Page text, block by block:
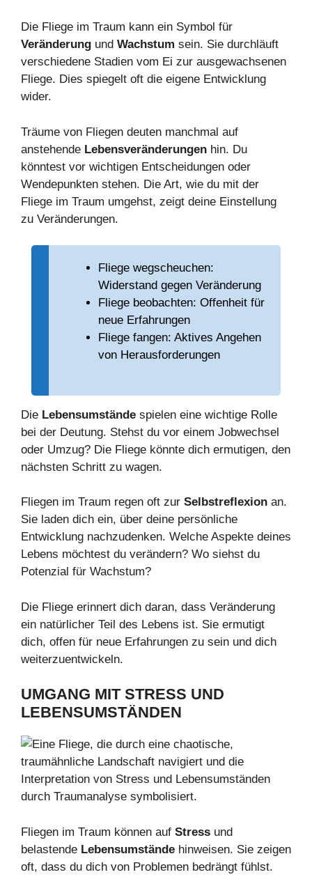
Die Fliege im Traum kann ein Symbol für
Veränderung und Wachstum sein. Sie durchläuft
verschiedene Stadien vom Ei zur ausgewachsenen
Fliege. Dies spiegelt oft die eigene Entwicklung
wider.
Träume von Fliegen deuten manchmal auf
anstehende Lebensveränderungen hin. Du
könntest vor wichtigen Entscheidungen oder
Wendepunkten stehen. Die Art, wie du mit der
Fliege im Traum umgehst, zeigt deine Einstellung
zu Veränderungen.
Fliege wegscheuchen:
Widerstand gegen Veränderung
Fliege beobachten: Offenheit für
neue Erfahrungen
Fliege fangen: Aktives Angehen
von Herausforderungen
Die Lebensumstände spielen eine wichtige Rolle
bei der Deutung. Stehst du vor einem Jobwechsel
oder Umzug? Die Fliege könnte dich ermutigen, den
nächsten Schritt zu wagen.
Fliegen im Traum regen oft zur Selbstreflexion an.
Sie laden dich ein, über deine persönliche
Entwicklung nachzudenken. Welche Aspekte deines
Lebens möchtest du verändern? Wo siehst du
Potenzial für Wachstum?
Die Fliege erinnert dich daran, dass Veränderung
ein natürlicher Teil des Lebens ist. Sie ermutigt
dich, offen für neue Erfahrungen zu sein und dich
weiterzuentwickeln.
UMGANG MIT STRESS UND
LEBENSUMSTÄNDEN
Fliegen im Traum können auf Stress und
belastende Lebensumstände hinweisen. Sie zeigen
oft, dass du dich von Problemen bedrängt fühlst.